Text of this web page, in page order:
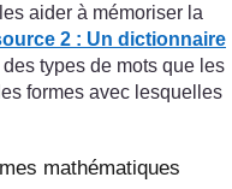
aider à mémoriser la
2 : Un dictionnaire
types de mots que les
formes avec lesquelles
mathématiques